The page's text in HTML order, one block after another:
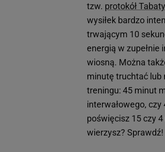
tzw. protokół Tabaty
wysiłek bardzo
trwającym 10
energią w zupełnie
wiosną. Można
minutę truchtać lub
treningu: 45 minut
interwałowego, czy
poświęcisz 15 czy
wierzysz? Sprawdź!